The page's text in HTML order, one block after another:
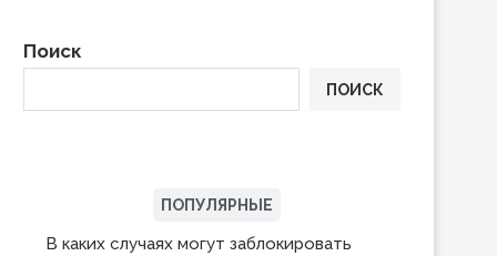
Поиск
ПОИСК
ПОПУЛЯРНЫЕ
В каких случаях могут заблокировать